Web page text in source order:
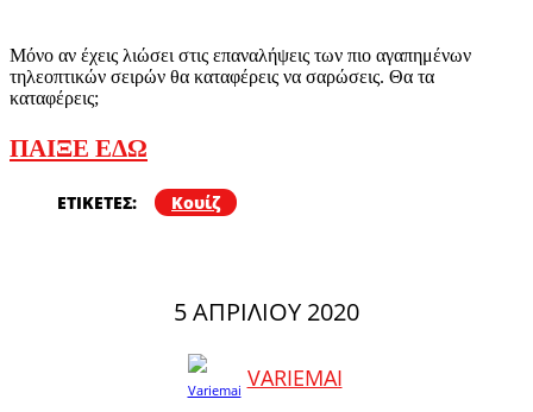
Μόνο αν έχεις λιώσει στις επαναλήψεις των πιο αγαπημένων
τηλεοπτικών σειρών θα καταφέρεις να σαρώσεις. Θα τα
καταφέρεις;
ΠΑΙΞΕ ΕΔΩ
ΕΤΙΚΕΤΕΣ: Κουίζ
5 ΑΠΡΙΛΊΟΥ 2020
VARIEMAI